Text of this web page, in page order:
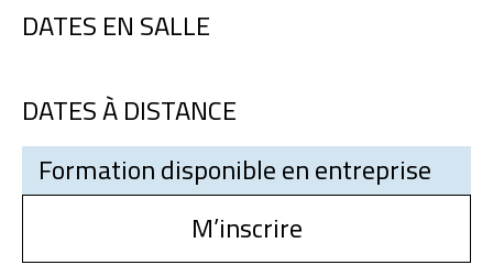
DATES EN SALLE
DATES À DISTANCE
Formation disponible en entreprise
M’inscrire